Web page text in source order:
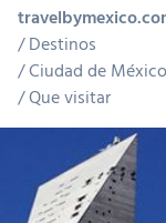
Destinos
Ciudad de México
Que visitar